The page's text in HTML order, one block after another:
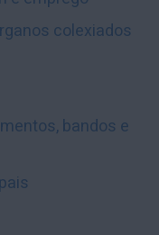
colexiados
bandos e